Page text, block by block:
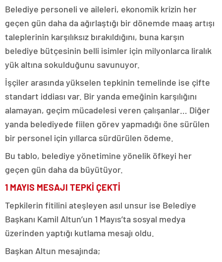
Belediye personeli ve aileleri, ekonomik krizin her
geçen gün daha da ağırlaştığı bir dönemde maaş artışı
taleplerinin karşılıksız bırakıldığını, buna karşın
belediye bütçesinin belli isimler için milyonlarca liralık
yük altına sokulduğunu savunuyor.
İşçiler arasında yükselen tepkinin temelinde ise çifte
standart iddiası var. Bir yanda emeğinin karşılığını
alamayan, geçim mücadelesi veren çalışanlar… Diğer
yanda belediyede fiilen görev yapmadığı öne sürülen
bir personel için yıllarca sürdürülen ödeme.
Bu tablo, belediye yönetimine yönelik öfkeyi her
geçen gün daha da büyütüyor.
1 MAYIS MESAJI TEPKİ ÇEKTİ
Tepkilerin fitilini ateşleyen asıl unsur ise Belediye
Başkanı Kamil Altun’un 1 Mayıs’ta sosyal medya
üzerinden yaptığı kutlama mesajı oldu.
Başkan Altun mesajında;